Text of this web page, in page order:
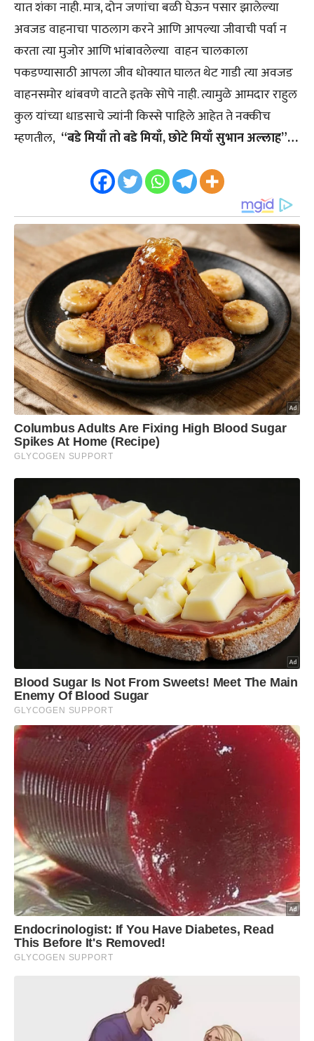
यात शंका नाही. मात्र, दोन जणांचा बळी घेऊन पसार झालेल्या
अवजड वाहनाचा पाठलाग करने आणि आपल्या जीवाची पर्वा न
करता त्या मुजोर आणि भांबावलेल्या वाहन चालकाला
पकडण्यासाठी आपला जीव धोक्यात घालत थेट गाडी त्या अवजड
वाहनसमोर थांबवणे वाटते इतके सोपे नाही. त्यामुळे आमदार राहुल
कुल यांच्या धाडसाचे ज्यांनी किस्से पाहिले आहेत ते नक्कीच
म्हणतील, “बडे मियाँ तो बडे मियाँ, छोटे मियाँ सुभान अल्लाह”…